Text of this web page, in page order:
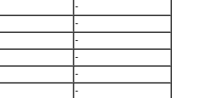
-
-
-
-
-
-